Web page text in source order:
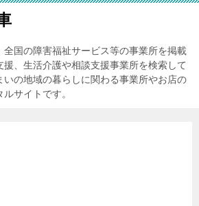
全国の障害福祉サービス等の事業所を掲載
援、生活介護や相談支援事業所を検索して
の地域の暮らしに関わる事業所やお店の
サイトです。